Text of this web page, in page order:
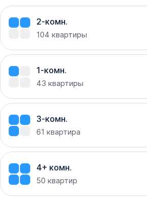
2-комн.
104 квартиры
1-комн.
43 квартиры
3-комн.
61 квартира
4+ комн.
50 квартир